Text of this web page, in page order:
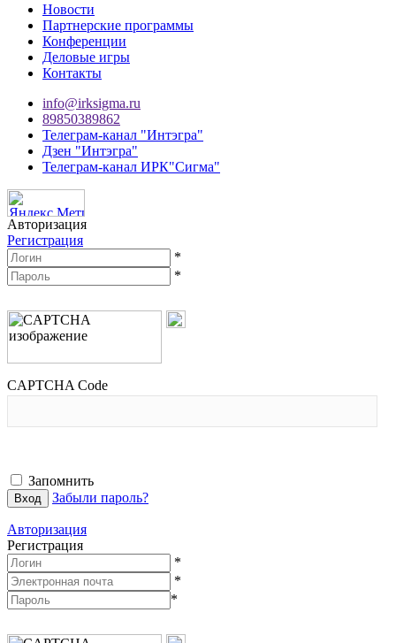
Новости
Партнерские программы
Конференции
Деловые игры
Контакты
info@irksigma.ru
89850389862
Телеграм-канал "Интэгра"
Дзен "Интэгра"
Телеграм-канал ИРК"Сигма"
Авторизация
Регистрация
*
*
CAPTCHA Code
Запомнить
Забыли пароль?
Авторизация
Регистрация
*
*
*